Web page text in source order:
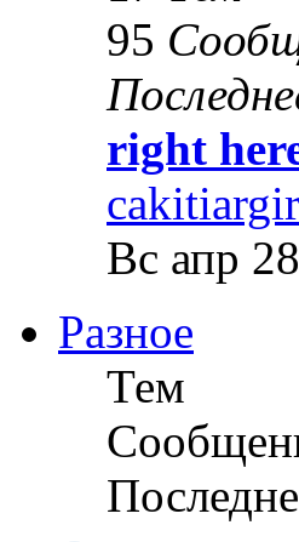
95
right
Вс апр
Разное
Тем